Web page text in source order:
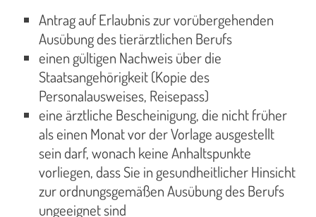
Antrag auf Erlaubnis zur vorübergehenden
Ausübung des tierärztlichen Berufs
einen gültigen Nachweis über die
Staatsangehörigkeit (Kopie des
Personalausweises, Reisepass)
eine ärztliche Bescheinigung, die nicht früher
als einen Monat vor der Vorlage ausgestellt
sein darf, wonach keine Anhaltspunkte
vorliegen, dass Sie in gesundheitlicher Hinsicht
zur ordnungsgemäßen Ausübung des Berufs
ungeeignet sind